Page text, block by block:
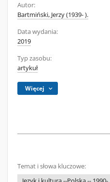
Autor:
Bartmiński, Jerzy (1939- ).
Data wydania:
2019
Typ zasobu:
artykuł
Więcej
Temat i słowa kluczowe: